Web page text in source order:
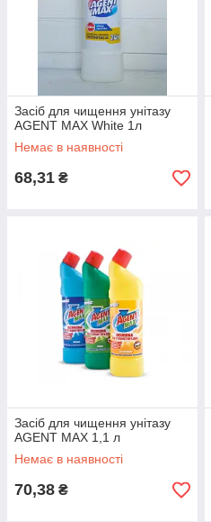
Засіб для чищення унітазу
AGENT MAX White 1л
Немає в наявності
68,31 ₴
Засіб для чищення унітазу
AGENT MAX 1,1 л
Немає в наявності
70,38 ₴